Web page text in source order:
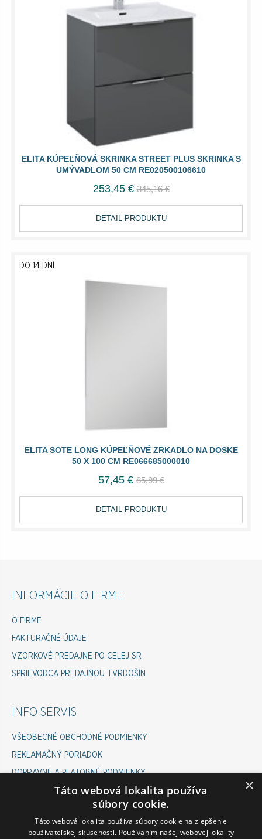
ELITA KÚPEĽŇOVÁ SKRINKA STREET PLUS SKRINKA S
UMÝVADLOM 50 CM RE020500106610
253,45 € 345,16 €
DETAIL PRODUKTU
ELITA SOTE LONG KÚPEĽŇOVÉ ZRKADLO NA DOSKE
50 X 100 CM RE066685000010
DO 14 DNÍ
57,45 € 85,99 €
DETAIL PRODUKTU
INFORMÁCIE O FIRME
O FIRME
FAKTURAČNÉ ÚDAJE
VZORKOVÉ PREDAJNE PO CELEJ SR
SPRIEVODCA PREDAJŇOU TVRDOŠÍN
INFO SERVIS
VŠEOBECNÉ OBCHODNÉ PODMIENKY
REKLAMAČNÝ PORIADOK
DOPRAVNÉ A PLATOBNÉ PODMIENKY
COOKIES POLICY
ODSTÚPENIE OD ZMLUVY
×
Táto webová lokalita používa
súbory cookie.
Táto webová lokalita používa súbory cookie na zlepšenie
používateľskej skúsenosti. Používaním našej webovej lokality